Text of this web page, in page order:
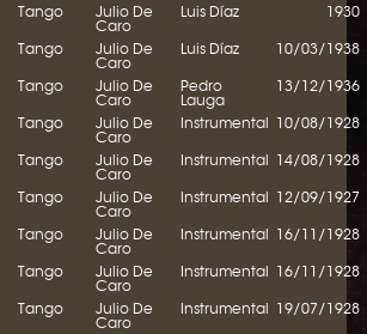
Tango
Julio De
Caro
Luis Díaz 1930
Tango
Julio De
Caro
Luis Díaz 10/03/1938
Tango
Julio De
Caro
Pedro
Lauga
13/12/1936
Tango
Julio De
Caro
Instrumental 10/08/1928
Tango
Julio De
Caro
Instrumental 14/08/1928
Tango
Julio De
Caro
Instrumental 12/09/1927
Tango
Julio De
Caro
Instrumental 16/11/1928
Tango
Julio De
Caro
Instrumental 16/11/1928
Tango
Julio De
Caro
Instrumental 19/07/1928